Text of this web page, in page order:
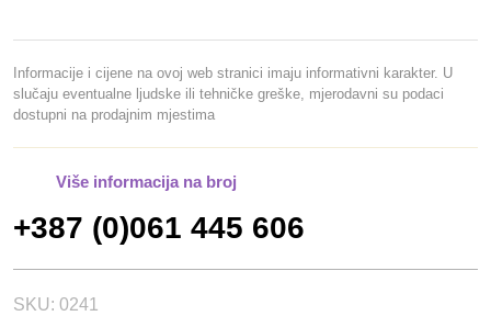
O
N
O
S
R
S
V
O
Informacije i cijene na ovoj web stranici imaju informativni karakter. U
slučaju eventualne ljudske ili tehničke greške, mjerodavni su podaci
dostupni na prodajnim mjestima
Više informacija na broj
+387 (0)061 445 606
SKU: 0241